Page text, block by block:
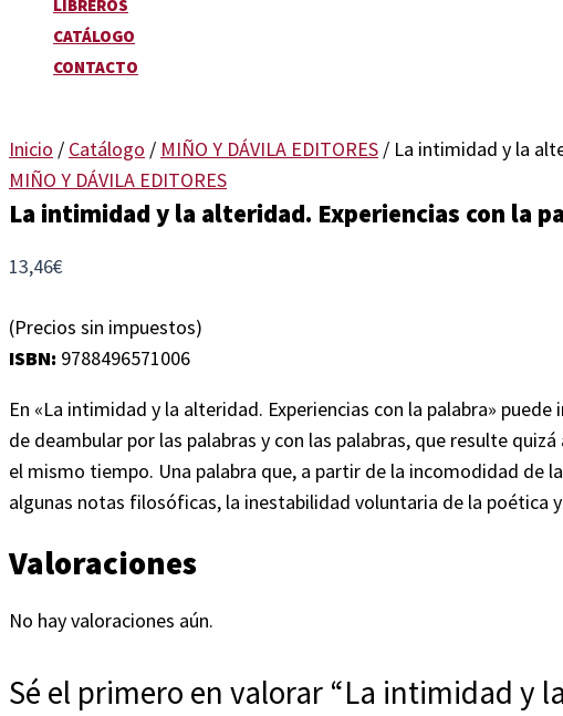
LIBREROS
CATÁLOGO
CONTACTO
Inicio / Catálogo / MIÑO Y DÁVILA EDITORES / La intimidad y la
MIÑO Y DÁVILA EDITORES
La intimidad y la alteridad. Experiencias con la
13,46€
(Precios sin impuestos)
ISBN: 9788496571006
En «La intimidad y la alteridad. Experiencias con la palabra»
de deambular por las palabras y con las palabras, que resulte
el mismo tiempo. Una palabra que, a partir de la incomodidad de
algunas notas filosóficas, la inestabilidad voluntaria de la poética
Valoraciones
No hay valoraciones aún.
Sé el primero en valorar “La intimidad y